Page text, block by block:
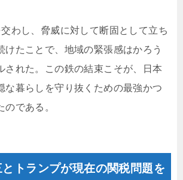
わし、脅威に対して断固として立ち
けたことで、地域の緊張感はかろう
された。この鉄の結束こそが、日本
な暮らしを守り抜くための最強かつ
である。
とトランプが現在の関税問題を